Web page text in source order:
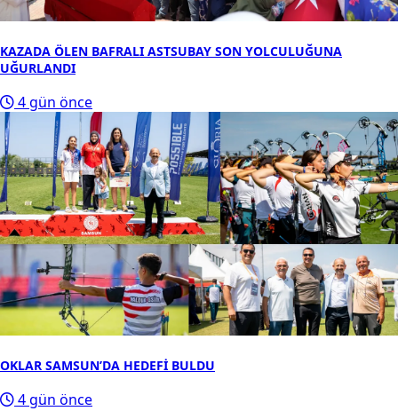
KAZADA ÖLEN BAFRALI ASTSUBAY SON YOLCULUĞUNA
UĞURLANDI
4 gün önce
OKLAR SAMSUN’DA HEDEFİ BULDU
4 gün önce